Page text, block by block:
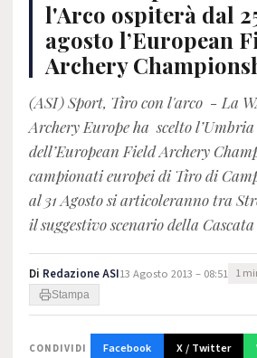
l'Arco ospiterà dal
agosto l’European
Archery
(ASI) Sport, Tiro con l'arco - La
Archery Europe ha scelto l’Umbria
dell’European Field Archery
campionati europei di Tiro di
al 31 Agosto si articoleranno tra
il suggestivo scenario della
Di Redazione ASI13 Agosto 2013 – 08:51 1
Stampa
CONDIVIDI Facebook X / Twitter